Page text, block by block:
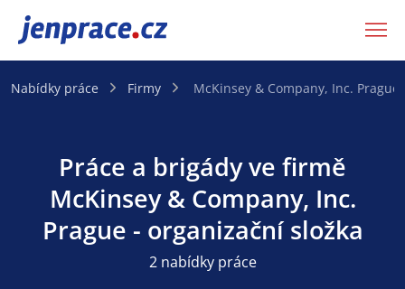
JenPráce.cz
Nabídky práce Firmy McKinsey & Company, Inc.
Práce a brigády ve firmě
McKinsey & Company, Inc.
Prague - organizační složka
2 nabídky práce